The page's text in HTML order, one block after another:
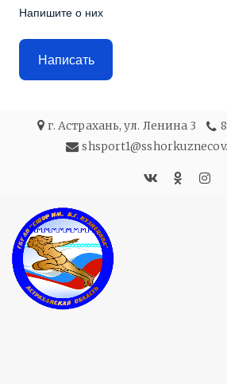
Напишите о них
Написать
г. Астрахань,ул. Ленина 3